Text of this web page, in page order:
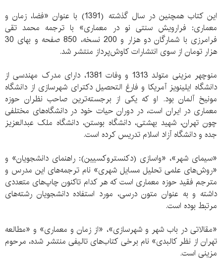
این کتاب همچنین در سال گذشته (1391) با عنوان «فضا، زمان و
معماری: فرارويش سنتی نو در معماری» با ترجمه محمد تقی
فرامرزی با شمارگان دو هزار و 200 نسخه، 850 صفحه و بهای 30
هزار تومان از سوی انتشارات کاوش‌پرداز منتشر شد.
منوچهر مزینی متولد 1313 و وفات 1381، دارای مدرک مهندسی از
دانشگاه ایلینویز آمریکا و فارغ التحصیل دکترای شهرسازی از دانشگاه
مونیخ آلمان بود. او که یکی از برجسته‌ترین صاحب نظران حوزه
معماری در ایران است، در دوران حیات خود در دانشگاه‌های مختلفی
چون تهران، شهید بهشتی، دانشگاه بوستن، دانشگاه ملک عبدالعزیز
جده و دانشگاه آزاد اسلام تدریس کرده است.
«سیمای شهر»، «واسازی (دكنستروكسيين): راهنمای دانشجويان» و
«روش‌های علمی تحليل مسایل شهری» نام ترجمه‌های این مدرس و
مترجم فقید حوزه معماری است که هر کدام تاکنون چاپ‌های متعددی
داشته و به عنوان متون درسی، مورد استفاده دانشجویان رشته‌های
مرتبط بوده است.
«مقالاتی در باب شهر و شهرسازی»، «از زمان و معماری» و «مطالعه
تهران از نظر کالبدی» نام برخی کتاب‌های تالیفی منتشر شده، مرحوم
مزینی است.